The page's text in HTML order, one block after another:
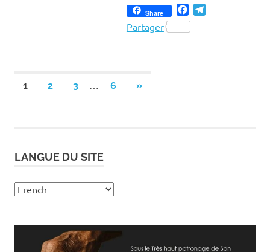
Share Facebook
Partager
Pagination
1 2 3 … 6
NEXT
»
LANGUE DU SITE